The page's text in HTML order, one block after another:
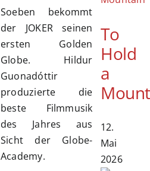
Soeben bekommt
der JOKER seinen
ersten Golden
Globe. Hildur
Guonadóttir
produzierte die
beste Filmmusik
des Jahres aus
Sicht der Globe-
Academy.
To
Hold
a
12.
Mai
2026